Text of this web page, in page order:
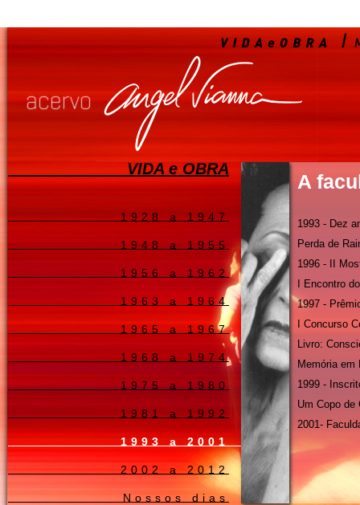
VIDA e OBRA
1928 a 1947
1948 a 1955
1956 a 1962
1963 a 1964
1965 a 1967
1968 a 1974
1975 a 1980
1981 a 1992
1993 a 2001
2002 a 2012
Nossos dias
A
1993 - Dez
Perda de
1996 - II
I Encontro
1997 -
I Concurso
Livro:
Memória em
1999 -
Um Copo de
2001-